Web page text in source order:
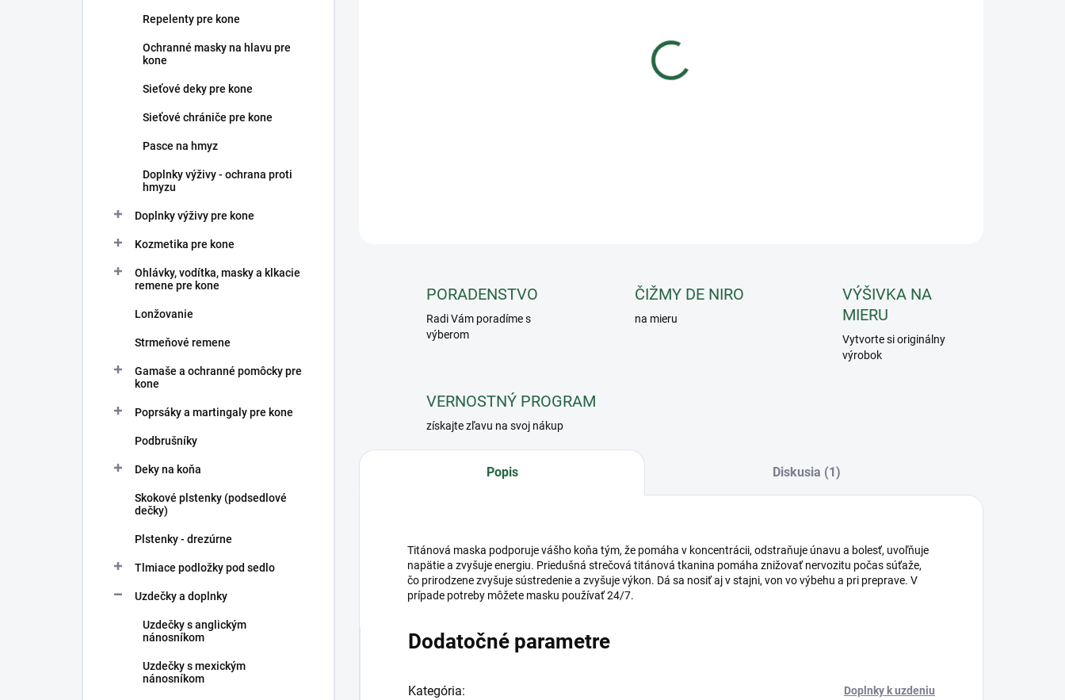
Repelenty pre kone
Ochranné masky na hlavu pre
kone
Sieťové deky pre kone
Sieťové chrániče pre kone
Pasce na hmyz
Doplnky výživy - ochrana proti
hmyzu
Doplnky výživy pre kone
Kozmetika pre kone
Ohlávky, vodítka, masky a klkacie
remene pre kone
Lonžovanie
Strmeňové remene
Gamaše a ochranné pomôcky pre
kone
Poprsáky a martingaly pre kone
Podbrušníky
Deky na koňa
Skokové plstenky (podsedlové
dečky)
Plstenky - drezúrne
Tlmiace podložky pod sedlo
Uzdečky a doplnky
Uzdečky s anglickým
nánosníkom
Uzdečky s mexickým
nánosníkom
PORADENSTVO
Radi Vám poradíme s
výberom
ČIŽMY DE NIRO
na mieru
VÝŠIVKA NA
MIERU
Vytvorte si originálny
výrobok
VERNOSTNÝ PROGRAM
získajte zľavu na svoj nákup
Popis Diskusia (1)
Titánová maska podporuje vášho koňa tým, že pomáha v koncentrácii, odstraňuje únavu a bolesť, uvoľňuje
napätie a zvyšuje energiu. Priedušná strečová titánová tkanina pomáha znižovať nervozitu počas súťaže,
čo prirodzene zvyšuje sústredenie a zvyšuje výkon. Dá sa nosiť aj v stajni, von vo výbehu a pri preprave. V
prípade potreby môžete masku používať 24/7.
Dodatočné parametre
Kategória: Doplnky k uzdeniu